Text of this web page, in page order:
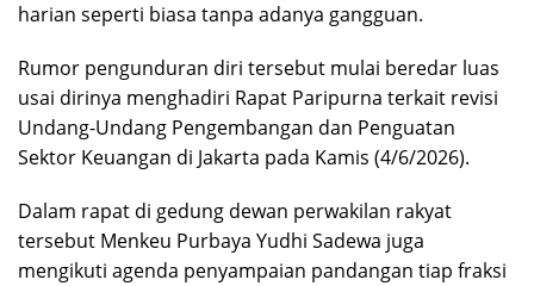
harian seperti biasa tanpa adanya gangguan.
Rumor pengunduran diri tersebut mulai beredar luas
usai dirinya menghadiri Rapat Paripurna terkait revisi
Undang-Undang Pengembangan dan Penguatan
Sektor Keuangan di Jakarta pada Kamis (4/6/2026).
Dalam rapat di gedung dewan perwakilan rakyat
tersebut Menkeu Purbaya Yudhi Sadewa juga
mengikuti agenda penyampaian pandangan tiap fraksi